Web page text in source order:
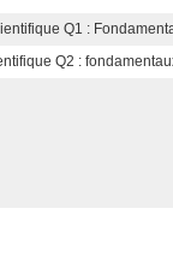
Q1 :
Q2 :